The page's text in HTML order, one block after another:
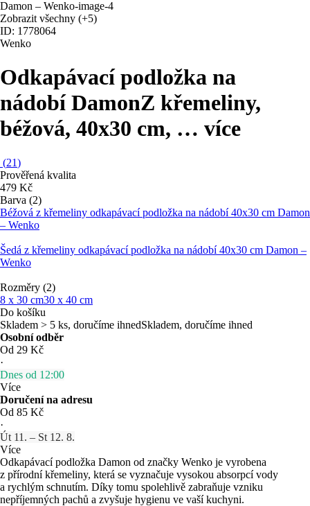
Zobrazit všechny (+5)
ID: 1778064
Wenko
Odkapávací podložka na
nádobí DamonZ křemeliny,
béžová, 40x30 cm, … více
(21)
Prověřená kvalita
479 Kč
Barva (2)
Béžová z křemeliny odkapávací podložka na nádobí 40x30 cm Damon
– Wenko
Šedá z křemeliny odkapávací podložka na nádobí 40x30 cm Damon –
Wenko
Rozměry (2)
8 x 30 cm30 x 40 cm
Do košíku
Skladem > 5 ks, doručíme ihnedSkladem, doručíme ihned
Osobní odběr
Od 29 Kč
·
Dnes od 12:00
Více
Doručení na adresu
Od 85 Kč
·
Út 11. – St 12. 8.
Více
Odkapávací podložka Damon od značky Wenko je vyrobena
z přírodní křemeliny, která se vyznačuje vysokou absorpcí vody
a rychlým schnutím. Díky tomu spolehlivě zabraňuje vzniku
nepříjemných pachů a zvyšuje hygienu ve vaší kuchyni.